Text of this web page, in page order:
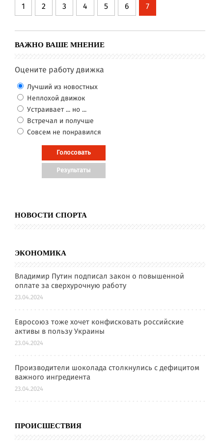
1 2 3 4 5 6 7
ВАЖНО ВАШЕ МНЕНИЕ
Оцените работу движка
Лучший из новостных
Неплохой движок
Устраивает ... но ...
Встречал и получше
Совсем не понравился
НОВОСТИ СПОРТА
ЭКОНОМИКА
Владимир Путин подписал закон о повышенной
оплате за сверхурочную работу
23.04.2024
Евросоюз тоже хочет конфисковать российские
активы в пользу Украины
23.04.2024
Производители шоколада столкнулись с дефицитом
важного ингредиента
23.04.2024
ПРОИСШЕСТВИЯ